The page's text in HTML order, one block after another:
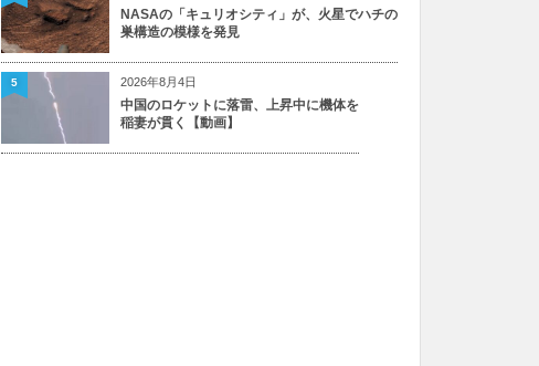
NASAの「キュリオシティ」が、火星でハチの
巣構造の模様を発見
2026年8月4日
中国のロケットに落雷、上昇中に機体を
稲妻が貫く【動画】
5